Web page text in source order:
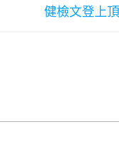
健檢文登上